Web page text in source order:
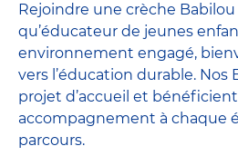
Rejoindre une crèche
qu’éducateur de jeunes
environnement engagé,
vers l’éducation durable.
projet d’accueil et bénéficient
accompagnement à chaque
parcours.